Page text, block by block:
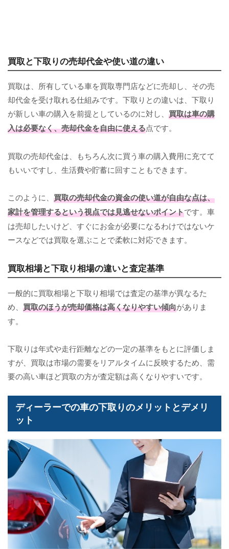
買取と下取りの売却代金や使い道の違い
買取は、所有している車を買取専門店などに売却し、その売
却代金を受け取れる仕組みです。下取りとの違いは、下取り
が新しい車の購入を前提としているのに対し、 買取は車の購
入は必要なく、売却代金を自由に使える点です。
買取の売却代金は、もちろん次に買う車の購入費用に充てて
もいいですし、生活費や貯蓄に回すこともできます。
このように、 買取の売却代金の資金の使い道が自由な点は、
家計を管理するという視点では見逃せないポイントです。車
は売却したいけど、すぐにお金が必要になるわけではないケ
ースなどでは買取を選ぶことで柔軟に対応できます。
買取相場と下取り相場の違いと査定基準
一般的に買取相場と下取り相場では査定の基準が異なるた
め、 買取のほうが売却価格は高くなりやすい傾向がありま
す。
下取りは年式や走行距離などの一定の基準をもとに評価しま
すが、買取は市場の需要をリアルタイムに反映するため、需
要の高い車ほど買取の方が査定額は高くなりやすいです。
ディーラーでの車の下取りのメリットとデメリ
ット